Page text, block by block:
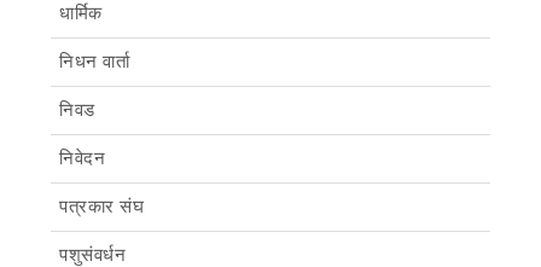
धार्मिक
निधन वार्ता
निवड
निवेदन
पत्रकार संघ
पशुसंवर्धन